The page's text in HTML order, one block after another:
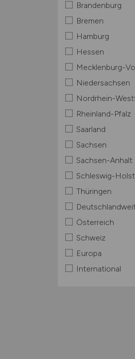
Brandenburg
Bremen
Hamburg
Hessen
Mecklenburg-
Niedersachsen
Nordrhein-
Rheinland-Pfalz
Saarland
Sachsen
Sachsen-Anhalt
Schleswig-
Thüringen
Österreich
Schweiz
Europa
International